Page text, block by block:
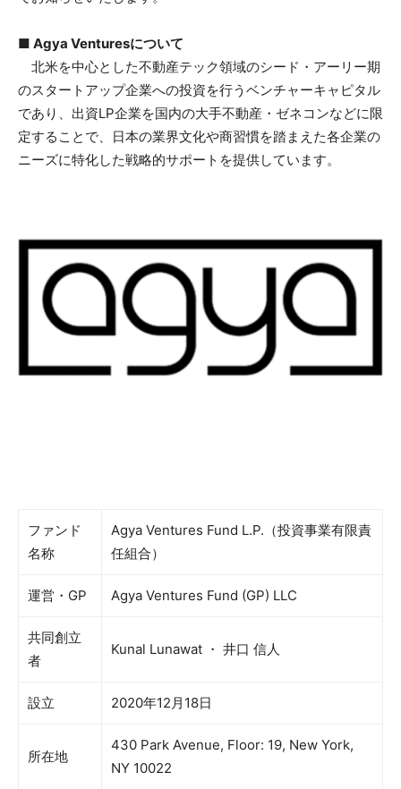
■ Agya Venturesについて
北米を中心とした不動産テック領域のシード・アーリー期
のスタートアップ企業への投資を行うベンチャーキャピタル
であり、出資LP企業を国内の大手不動産・ゼネコンなどに限
定することで、日本の業界文化や商習慣を踏まえた各企業の
ニーズに特化した戦略的サポートを提供しています。
ファンド
名称
Agya Ventures Fund L.P.（投資事業有限責
任組合）
運営・GP Agya Ventures Fund (GP) LLC
共同創立
者
Kunal Lunawat ・ 井口 信人
設立 2020年12月18日
所在地
430 Park Avenue, Floor: 19, New York,
NY 10022